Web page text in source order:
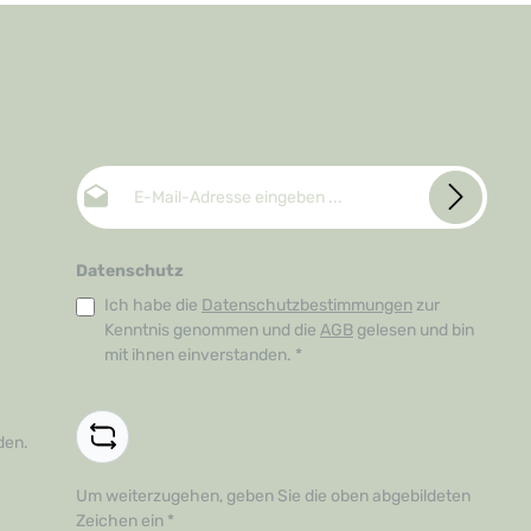
E-Mail-Adresse*
Datenschutz
Ich habe die Datenschutzbestimmungen zur
Kenntnis genommen und die AGB gelesen und bin
mit ihnen einverstanden. *
Um weiterzugehen, geben Sie die oben abgebildeten
Zeichen ein *